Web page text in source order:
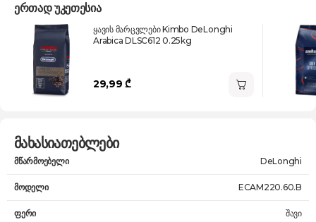
ერთად უკეთესია
ყავის მარცვლები Kimbo DeLonghi
Arabica DLSC612 0.25kg
29,99 ₾
მახასიათებლები
მწარმოებელი DeLonghi
მოდელი ECAM220.60.B
ფერი შავი